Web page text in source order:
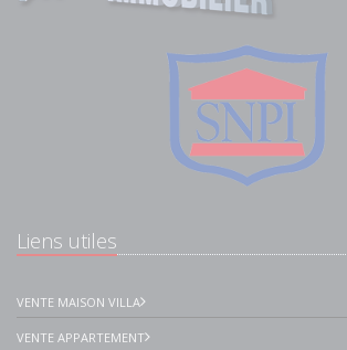
Liens utiles
VENTE MAISON VILLA
VENTE APPARTEMENT